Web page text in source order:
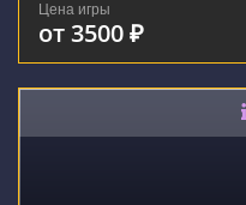
Цена игры
от 3500 ₽